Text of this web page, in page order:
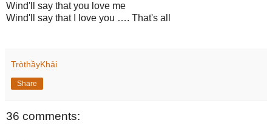
Wind'll say that you love me
Wind'll say that I love you …. That's all
TròthầyKhải
Share
36 comments: